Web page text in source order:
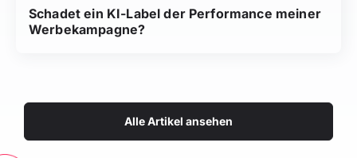
Schadet ein KI-Label der Performance meiner
Werbekampagne?
Alle Artikel ansehen